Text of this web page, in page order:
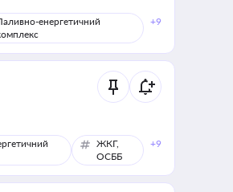
енергетичний
+9
ЖКГ,
ОСББ
+9